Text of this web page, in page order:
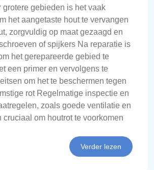
grotere gebieden is het vaak
het aangetaste hout te vervangen
zorgvuldig op maat gezaagd en
of spijkers Na reparatie is
het gerepareerde gebied te
een primer en vervolgens te
om het te beschermen tegen
rot Regelmatige inspectie en
zoals goede ventilatie en
cruciaal om houtrot te voorkomen
Verder lezen